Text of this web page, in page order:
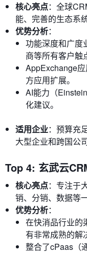
核心亮点：全球
能、完善的生态系
优势分析：
功能深度和广度
商等所有客户触
AppExchange
方应用扩展。
AI能力（
化建议。
适用企业：预算充
大型企业和跨国公司
Top 4: 玄武云
核心亮点：专注于
销、分销、数据等
优势分析：
在快消品行业的
有非常成熟的解
整合了cPaas（